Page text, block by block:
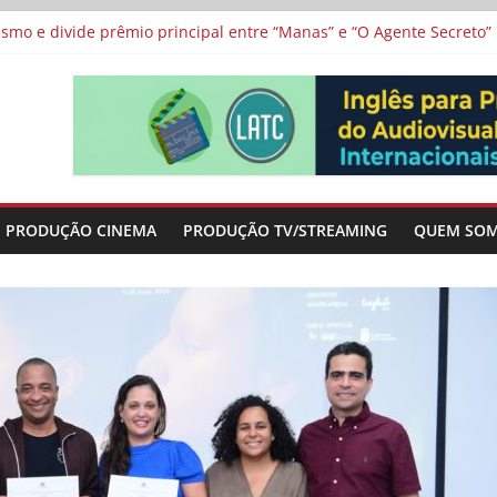
e divide prêmio principal entre “Manas” e “O Agente Secreto”
Curta Cinema
de escolas públicas
protagonizam adaptação brasileira de série argentina para o
PRODUÇÃO CINEMA PRODUÇÃO TV/STREAMING QUEM